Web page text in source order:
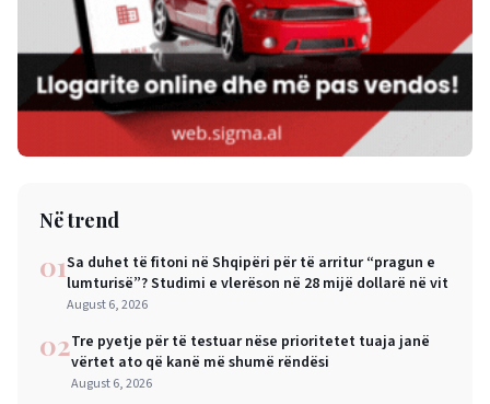
Në trend
01Sa duhet të fitoni në Shqipëri për të arritur “pragun e
lumturisë”? Studimi e vlerëson në 28 mijë dollarë në vit
August 6, 2026
02Tre pyetje për të testuar nëse prioritetet tuaja janë
vërtet ato që kanë më shumë rëndësi
August 6, 2026